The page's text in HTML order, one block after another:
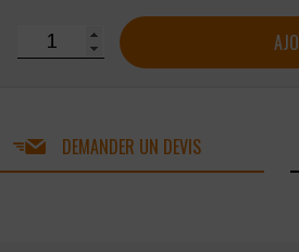
quantité de Connecteur en acier
DEMANDER UN DEVIS